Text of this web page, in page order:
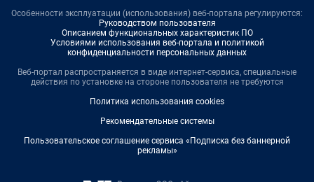
Особенности эксплуатации (использования) веб-портала регулируются:
Руководством пользователя
Описанием функциональных характеристик ПО
Условиями использования веб-портала и политикой
конфиденциальности персональных данных
Веб-портал распространяется в виде интернет-сервиса, специальные
действия по установке на стороне пользователя не требуются
Политика использования cookies
Рекомендательные системы
Пользовательское соглашение сервиса «Подписка без баннерной
рекламы»